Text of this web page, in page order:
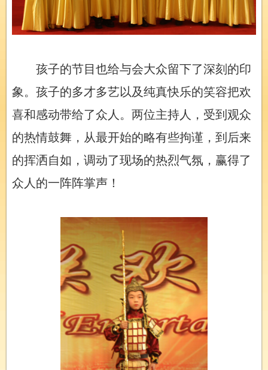
孩子的节目也给与会大众留下了深刻的印
象。孩子的多才多艺以及纯真快乐的笑容把欢
喜和感动带给了众人。两位主持人，受到观众
的热情鼓舞，从最开始的略有些拘谨，到后来
的挥洒自如，调动了现场的热烈气氛，赢得了
众人的一阵阵掌声！